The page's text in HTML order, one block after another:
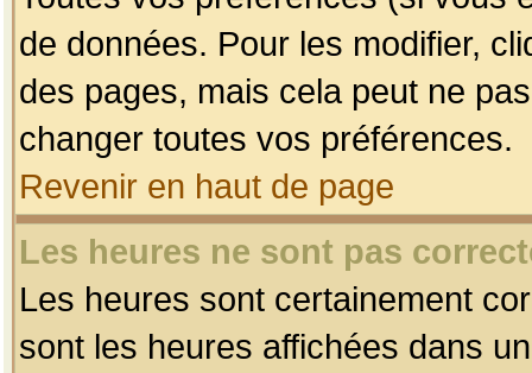
de données. Pour les modifier,
des pages, mais cela peut ne
changer toutes vos préférences.
Revenir en haut de page
Les heures ne sont pas
Les heures sont certainement
sont les heures affichées dans